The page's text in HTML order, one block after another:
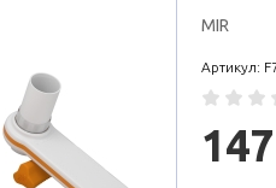
MIR
Артикул: